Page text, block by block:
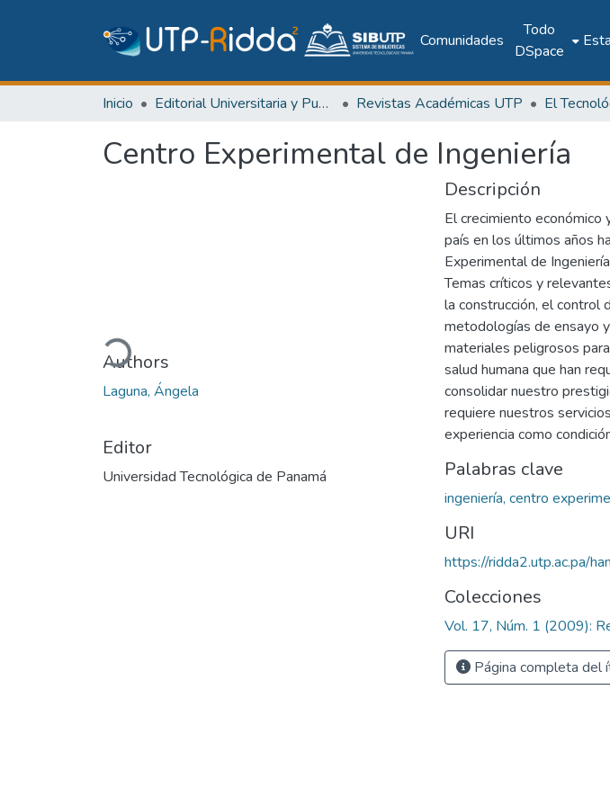
Comunidades
Todo
DSpace
Inicio Editorial Universitaria y Publicaciones Seriadas Revistas Académicas UTP El
Centro Experimental de Ingeniería
Cargando...
Authors
Laguna, Ángela
Editor
Universidad Tecnológica de Panamá
Descripción
El crecimiento
país en los últimos años
Experimental de
Temas críticos y
la construcción, el control
metodologías de ensayo
materiales peligrosos
salud humana que han
consolidar nuestro
requiere nuestros
experiencia como
Palabras clave
ingeniería, centro
URI
https://ridda2.utp.ac.pa/
Colecciones
Vol. 17, Núm. 1 (2009):
Página completa del